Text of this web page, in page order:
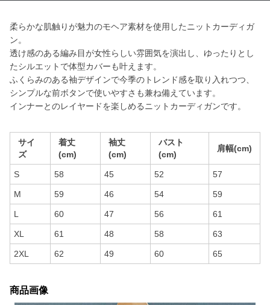
柔らかな肌触りが魅力のモヘア素材を使用したニットカーディガ
ン。
透け感のある編み目が女性らしい雰囲気を演出し、ゆったりとし
たシルエットで体型カバーも叶えます。
ふくらみのある袖デザインで今季のトレンド感を取り入れつつ、
シンプルな前ボタンで使いやすさも兼ね備えています。
インナーとのレイヤードを楽しめるニットカーディガンです。
サイ
ズ
着丈
(cm)
袖丈
(cm)
バスト
(cm)
肩幅(cm)
S 58 45 52 57
M 59 46 54 59
L 60 47 56 61
XL 61 48 58 63
2XL 62 49 60 65
商品画像